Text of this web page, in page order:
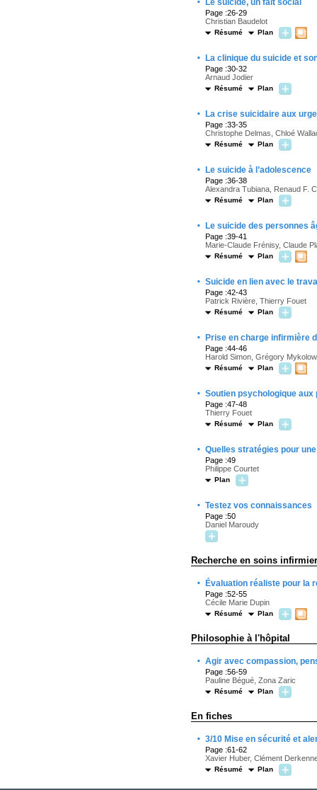
Le suicide, un fait social
Page :26-29
Christian Baudelot
Résumé Plan
· La clinique du suicide et
Page :30-32
Arnaud Jodier
Résumé Plan
· La crise suicidaire aux
Page :33-35
Christophe Delmas, Chloé
Résumé Plan
· Le suicide à l’adolescence
Page :36-38
Alexandra Tubiana, Renaud F.
Résumé Plan
· Le suicide des personnes
Page :39-41
Marie-Claude Frénisy, Claude
Résumé Plan
· Suicide en lien avec le
Page :42-43
Patrick Rivière, Thierry Fouet
Résumé Plan
· Prise en charge infirmière
Page :44-46
Harold Simon, Grégory
Résumé Plan
· Soutien psychologique
Page :47-48
Thierry Fouet
Résumé Plan
· Quelles stratégies pour
Page :49
Philippe Courtet
Plan
· Testez vos connaissances
Page :50
Daniel Maroudy
Recherche en soins
· Évaluation réaliste pour la
Page :52-55
Cécile Marie Dupin
Résumé Plan
Philosophie à l'hôpital
· Agir avec compassion,
Page :56-59
Pauline Bégué, Zona Zaric
Résumé Plan
En fiches
· 3/10 Mise en sécurité et
Page :61-62
Xavier Huber, Clément
Résumé Plan